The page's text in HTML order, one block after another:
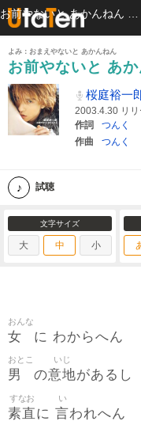
よみ：おまえやないと あかんねん
お前やないと あ
桜庭裕一
2003.4.30 リリ
作詞
つんく
作曲
つんく
試聴
文字サイズ
大 中 小
女
おんな
に わからへん
男
おとこ
の意地
いじ
があるし
素直
すなお
に 言
い
われへん